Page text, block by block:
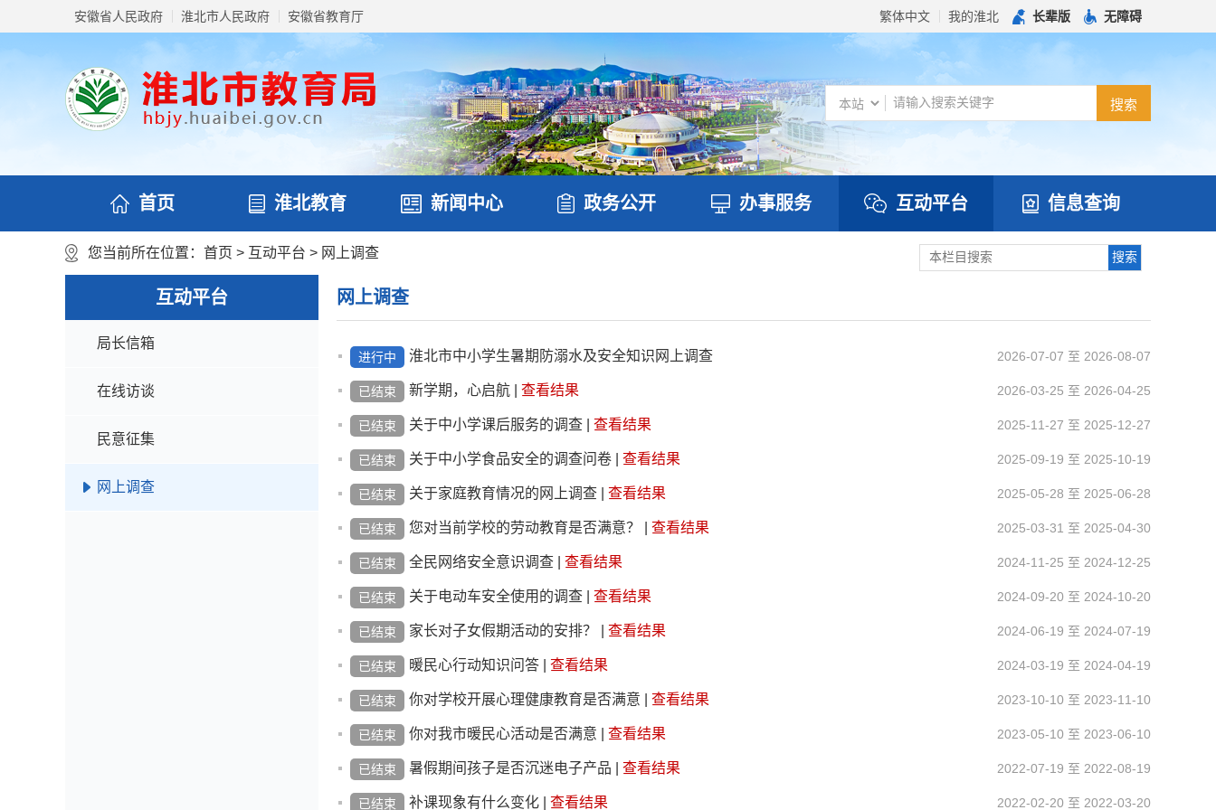
安徽省人民政府 淮北市人民政府 安徽省教育厅 繁体中文 我的淮北 长辈版 无障碍
首页 淮北教育 新闻中心 政务公开 办事服务 互动平台 信息查询
您当前所在位置： 首页 > 互动平台 > 网上调查
互动平台
局长信箱
在线访谈
民意征集
网上调查
网上调查
进行中 淮北市中小学生暑期防溺水及安全知识网上调查 2026-07-07 至 2026-08-07
已结束 新学期，心启航 查看结果 2026-03-25 至 2026-04-25
已结束 关于中小学课后服务的调查 查看结果 2025-11-27 至 2025-12-27
已结束 关于中小学食品安全的调查问卷 查看结果 2025-09-19 至 2025-10-19
已结束 关于家庭教育情况的网上调查 查看结果 2025-05-28 至 2025-06-28
已结束 您对当前学校的劳动教育是否满意？ 查看结果 2025-03-31 至 2025-04-30
已结束 全民网络安全意识调查 查看结果 2024-11-25 至 2024-12-25
已结束 关于电动车安全使用的调查 查看结果 2024-09-20 至 2024-10-20
已结束 家长对子女假期活动的安排？ 查看结果 2024-06-19 至 2024-07-19
已结束 暖民心行动知识问答 查看结果 2024-03-19 至 2024-04-19
已结束 你对学校开展心理健康教育是否满意 查看结果 2023-10-10 至 2023-11-10
已结束 你对我市暖民心活动是否满意 查看结果 2023-05-10 至 2023-06-10
已结束 暑假期间孩子是否沉迷电子产品 查看结果 2022-07-19 至 2022-08-19
已结束 补课现象有什么变化 查看结果 2022-02-20 至 2022-03-20